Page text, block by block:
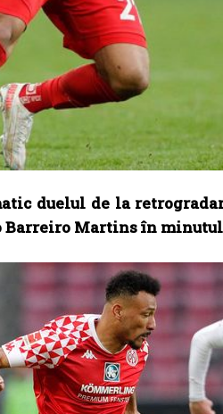
duelul de la
Martins în minutul